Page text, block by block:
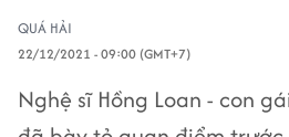
QUÁ HẢI
22/12/2021 - 09:00 (GMT+7)
Nghệ sĩ Hồng Loan - con